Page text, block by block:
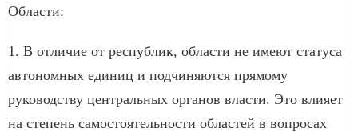
Области:
1. В отличие от республик, области не имеют статуса
автономных единиц и подчиняются прямому
руководству центральных органов власти. Это влияет
на степень самостоятельности областей в вопросах